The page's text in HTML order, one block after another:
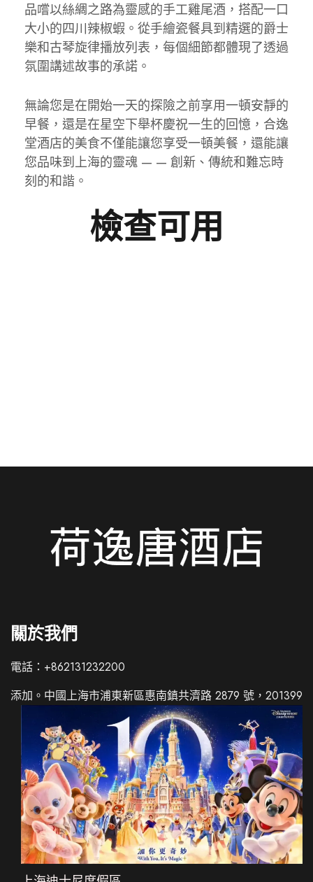
品嚐以絲綢之路為靈感的手工雞尾酒，搭配一口
大小的四川辣椒蝦。從手繪瓷餐具到精選的爵士
樂和古琴旋律播放列表，每個細節都體現了透過
氛圍講述故事的承諾。
無論您是在開始一天的探險之前享用一頓安靜的
早餐，還是在星空下舉杯慶祝一生的回憶，合逸
堂酒店的美食不僅能讓您享受一頓美餐，還能讓
您品味到上海的靈魂 — — 創新、傳統和難忘時
刻的和諧。
檢查可用
關於我們
電話：+862131232200
添加。中國上海市浦東新區惠南鎮共濟路 2879 號，201399
Chinese (China)
Chinese (Taiwan)
Korean
Japanese
German
Spanish
Russian
Italian